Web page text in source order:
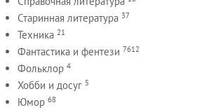
Старинная литература 37
Техника 21
Фантастика и фентези 7612
Фольклор 4
Хобби и досуг 5
Юмор 68